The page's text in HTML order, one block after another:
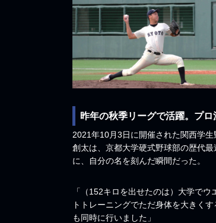
昨年の秋季リーグで活躍。プロ
2021年10月3日に開催された関西学
創太は、京都大学硬式野球部の歴代
に、自分の名を刻んだ瞬間だった。
「（152キロを出せたのは）大学で
トトレーニングでただ身体を大きく
も同時に行いました」